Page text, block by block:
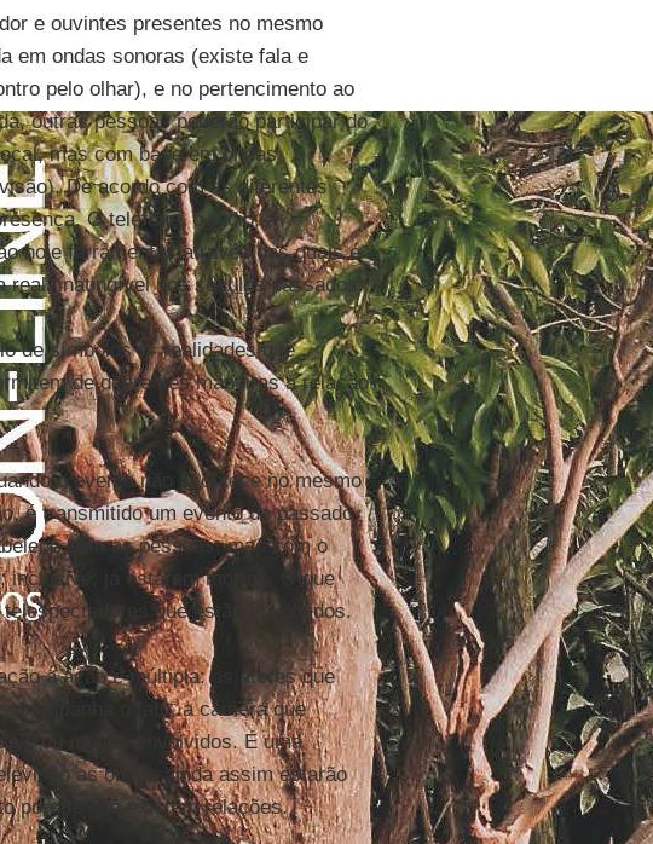
e ouvintes presentes no mesmo
em ondas sonoras (existe fala e
pelo olhar), e no pertencimento ao
outras pessoas poderão participar do
mas com base em ondas
De acordo com as diferentes
O telefone, o rádio, a
hoje ferramentas através das quais é
real, inatingível nos séculos passados.
de símbolos (= realidades que
de diferentes maneiras a relação
o evento não acontece no mesmo
é transmitido um evento do passado
com as pessoas, mas com o
inclusive; já estarem mortos. O que
que estão envolvidos.
a ação é múltipla: os atores que
acompanha o fato, a câmera que
ou menos envolvidos. É uma
as ondas ainda assim estarão
porque não existem relações.